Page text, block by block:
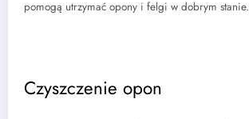
pomogą utrzymać opony i felgi w dobrym stanie.
Czyszczenie opon